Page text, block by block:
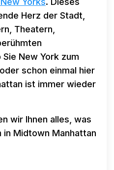
Herz der Stadt,
Theatern,
New York zum
schon einmal hier
ist immer wieder
wir Ihnen alles, was
in Midtown Manhattan